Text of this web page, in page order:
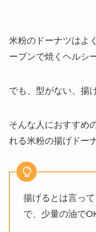
米粉のドーナツはよ
ーブンで焼くヘルシ
でも、型がない、揚
そんな人におすすめ
れる米粉の揚げドー
揚げるとは言っ
で、少量の油で